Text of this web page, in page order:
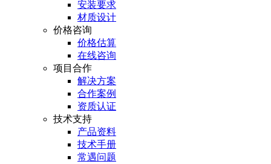
安装要求
材质设计
价格咨询
价格估算
在线咨询
项目合作
解决方案
合作案例
资质认证
技术支持
产品资料
技术手册
常遇问题